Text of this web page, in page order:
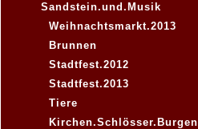
Sandstein.und.Musik
Weihnachtsmarkt.2013
Brunnen
Stadtfest.2012
Stadtfest.2013
Tiere
Kirchen.Schlösser.Burgen